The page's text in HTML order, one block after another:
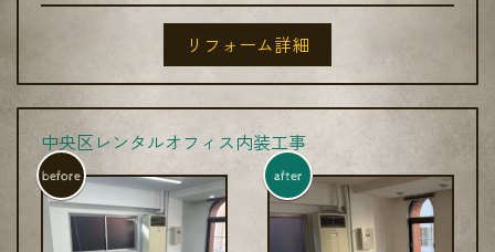
リフォーム詳細
中央区レンタルオフィス内装工事
before after